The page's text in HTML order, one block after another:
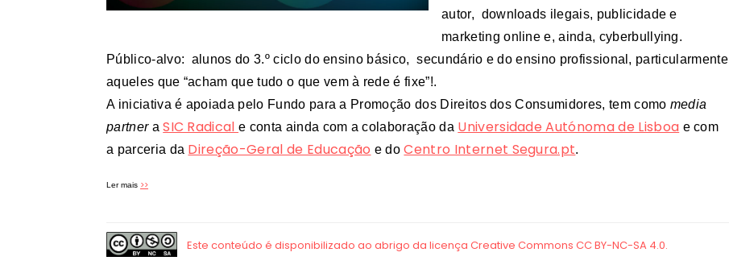
autor, downloads ilegais, publicidade e
marketing online e, ainda, cyberbullying.
Público-alvo: alunos do 3.º ciclo do ensino básico, secundário e do ensino profissional, particularmente
aqueles que “acham que tudo o que vem à rede é fixe”!.
A iniciativa é apoiada pelo Fundo para a Promoção dos Direitos dos Consumidores, tem como media
partneraSIC Radicale conta ainda com a colaboração da Universidade Autónoma de Lisboa e com
a parceria da Direção-Geral de Educação e doCentro Internet Segura.pt.
Ler mais >>